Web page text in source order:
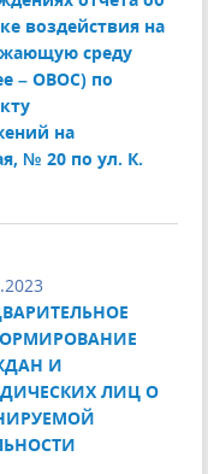
воздействия на
среду
– ОВОС) по
на
№ 20 по ул. К.
И
ЛИЦ О